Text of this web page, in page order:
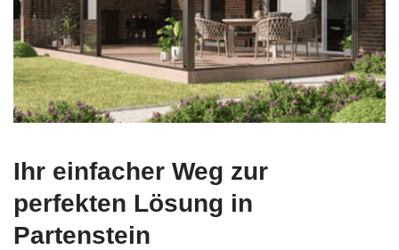
Ihr einfacher Weg zur
perfekten Lösung in
Partenstein